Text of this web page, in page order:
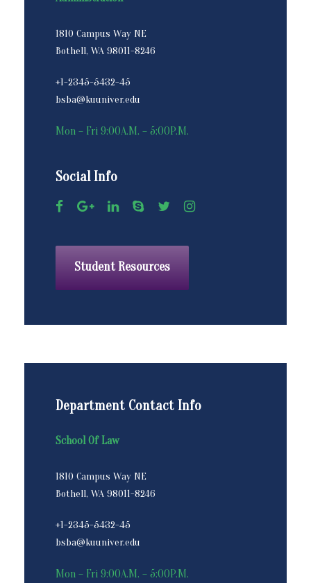
1810 Campus Way NE
Bothell, WA 98011-8246
+1-2345-5432-45
bsba@kuuniver.edu
Mon – Fri 9:00A.M. – 5:00P.M.
Social Info
Student Resources
Department Contact Info
School Of Law
1810 Campus Way NE
Bothell, WA 98011-8246
+1-2345-5432-45
bsba@kuuniver.edu
Mon – Fri 9:00A.M. – 5:00P.M.